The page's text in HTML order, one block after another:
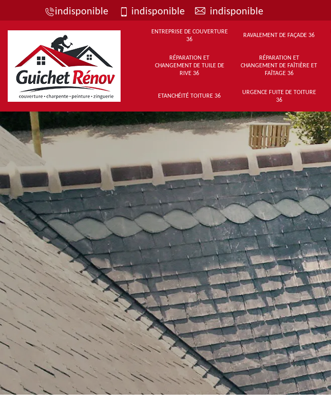
indisponible indisponible indisponible
ENTREPRISE DE COUVERTURE
36
RAVALEMENT DE FAÇADE 36
RÉPARATION ET
CHANGEMENT DE TUILE DE
RIVE 36
RÉPARATION ET
CHANGEMENT DE FAÎTIÈRE ET
FAÎTAGE 36
ETANCHÉITÉ TOITURE 36
URGENCE FUITE DE TOITURE
36